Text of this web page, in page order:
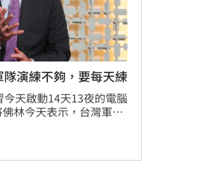
演練不夠，要每天練
天啟動14天13夜的電腦
林今天表示，台灣軍隊
準掌握時間、序列、同